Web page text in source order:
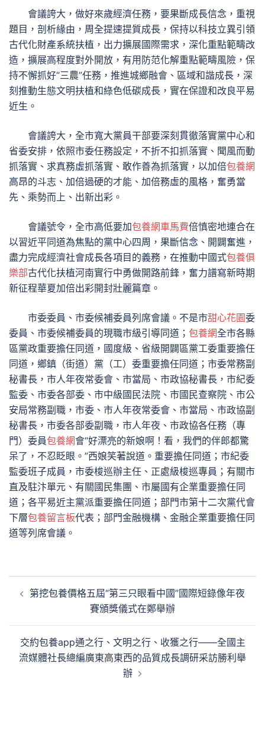
會議誇大，做好來歲經濟任務，要果斷成長信念，重視
題目，剖析緣由，周全提速提質成長，保持以科技立異引領
古代化財產系統扶植，出力擴展國際需求，深化重點範疇改
造，擴展高程度對外開放，有用防范化解重點範疇風險，保
持不懈抓好“三農”任務，推進城鄉融會、區域和諧成長，深
刻推動生態文明扶植和綠色低碳成長，實在保證和改良平易
近生。
會議誇大，全市寬大黨員干部要深刻貫徹落實黨中心和
省委安排，依照市委任務設定，不折不扣抓落實、聞風而動
抓落實、求真務虛抓落實、敢作善為抓落實，以加倍包養網
高昂的斗志、加倍過硬的才能、加倍務虛的風格，奮勇當
先、乘勢而上、出新出彩。
會議號令，全市高低要加包養網車馬費倍慎密地連合在
以習近平同道為焦點的黨中心四周，果斷信念、開闢奮進，
盡力完成經濟社會成長各項目的義務，在推動中國式包養俱
樂部古代化扶植河南實行中勇做開路前鋒，奮力譜寫新時期
新征程華夏加倍出彩開封壯麗篇章。
市委委員、市委候補委員列席會議。不是市甜心花園委
委員、市委候補委員的現職市級引導同道； 包養網全市各縣
區黨政重要擔任同道，國度級、省級開闢區黨工委重要擔任
同道，鄉鎮（街道）黨（工）委重要擔任同道；市委常務副
秘書長，市人年夜常委會、市當局、市政協秘書長，市紀委
監委、市委各部委、市中級國民法院、市國民查察院、市公
安局常務副職，市委、市人年夜常委會、市當局、市政協副
秘書長，市委各部委副職，市人年夜、市政協各任務（專
門）委員包養網會“好漂亮的新娘啊！看，我們的伴郎都驚
呆了，不忍眨眼。”西娘笑著說道。重要擔任同道；市紀委
監委班子成員，市委梭巡辦主任、正處級梭巡專員；有關市
直及駐汴單元、有關國民集團、市屬國有企業重要擔任同
道；各平易近主黨派重要擔任同道；部門市第十二次黨代會
下層包養留言板代表；部門金融機構、金融企業重要擔任同
道等列席會議。
章
第挖包養價格五屆“第三只眼看中國”國際短錄像年夜
賽頒獎儀式在鄭舉辦
交約包養app通之行、文明之行、收獲之行——全國主
流媒體社長總編廣東高東西的品質成長調研采訪勝利舉
辦